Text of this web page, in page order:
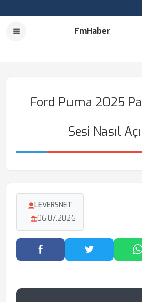
FmHaber
Ford Puma 2025
Sesi Nasıl
LEVERSNET
06.07.2026
Facebook'ta Paylaş
Twitter'da